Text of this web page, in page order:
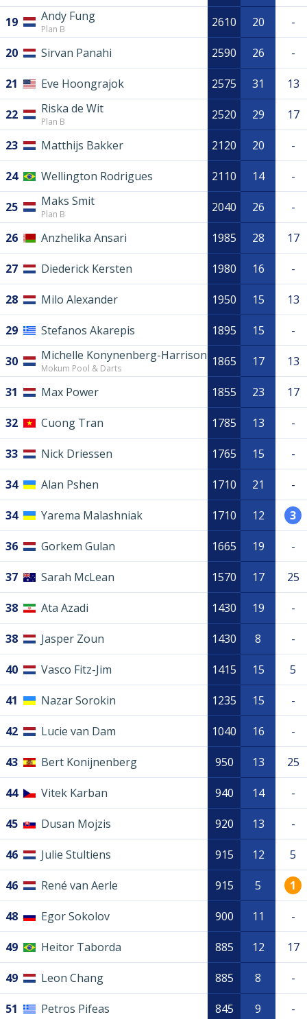
19 Andy Fung
Plan B 2610 20 -
20 Sirvan Panahi 2590 26 -
21 Eve Hoongrajok 2575 31 13
22 Riska de Wit
Plan B 2520 29 17
23 Matthijs Bakker 2120 20 -
24 Wellington Rodrigues 2110 14 -
25 Maks Smit
Plan B 2040 26 -
26 Anzhelika Ansari 1985 28 17
27 Diederick Kersten 1980 16 -
28 Milo Alexander 1950 15 13
29 Stefanos Akarepis 1895 15 -
30 Michelle Konynenberg-Harrison
Mokum Pool & Darts 1865 17 13
31 Max Power 1855 23 17
32 Cuong Tran 1785 13 -
33 Nick Driessen 1765 15 -
34 Alan Pshen 1710 21 -
34 Yarema Malashniak 1710 12 3
36 Gorkem Gulan 1665 19 -
37 Sarah McLean 1570 17 25
38 Ata Azadi 1430 19 -
38 Jasper Zoun 1430 8 -
40 Vasco Fitz-Jim 1415 15 5
41 Nazar Sorokin 1235 15 -
42 Lucie van Dam 1040 16 -
43 Bert Konijnenberg 950 13 25
44 Vitek Karban 940 14 -
45 Dusan Mojzis 920 13 -
46 Julie Stultiens 915 12 5
46 René van Aerle 915 5 1
48 Egor Sokolov 900 11 -
49 Heitor Taborda 885 12 17
49 Leon Chang 885 8 -
51 Petros Pifeas 845 9 -